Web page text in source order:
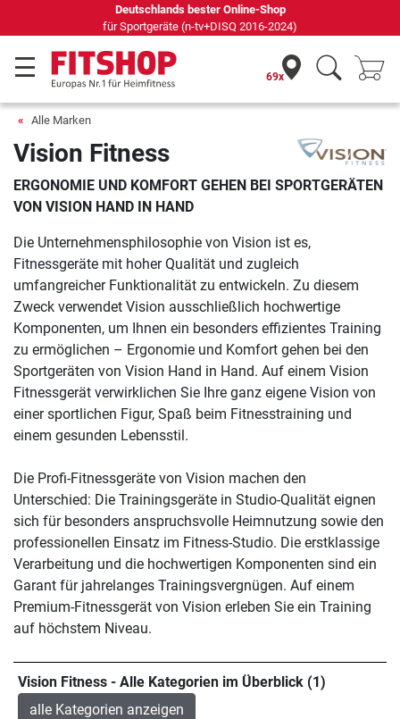
Deutschlands bester Online-Shop
für Sportgeräte (n-tv+DISQ 2016-2024)
69x
Alle Marken
Vision Fitness
ERGONOMIE UND KOMFORT GEHEN BEI SPORTGERÄTEN
VON VISION HAND IN HAND
Die Unternehmensphilosophie von Vision ist es,
Fitnessgeräte mit hoher Qualität und zugleich
umfangreicher Funktionalität zu entwickeln. Zu diesem
Zweck verwendet Vision ausschließlich hochwertige
Komponenten, um Ihnen ein besonders effizientes Training
zu ermöglichen – Ergonomie und Komfort gehen bei den
Sportgeräten von Vision Hand in Hand. Auf einem Vision
Fitnessgerät verwirklichen Sie Ihre ganz eigene Vision von
einer sportlichen Figur, Spaß beim Fitnesstraining und
einem gesunden Lebensstil.
Die Profi-Fitnessgeräte von Vision machen den
Unterschied: Die Trainingsgeräte in Studio-Qualität eignen
sich für besonders anspruchsvolle Heimnutzung sowie den
professionellen Einsatz im Fitness-Studio. Die erstklassige
Verarbeitung und die hochwertigen Komponenten sind ein
Garant für jahrelanges Trainingsvergnügen. Auf einem
Premium-Fitnessgerät von Vision erleben Sie ein Training
auf höchstem Niveau.
Vision Fitness - Alle Kategorien im Überblick (1)
alle Kategorien anzeigen